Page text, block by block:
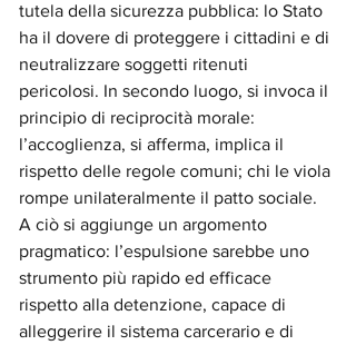
tutela della sicurezza pubblica: lo Stato
ha il dovere di proteggere i cittadini e di
neutralizzare soggetti ritenuti
pericolosi. In secondo luogo, si invoca il
principio di reciprocità morale:
l’accoglienza, si afferma, implica il
rispetto delle regole comuni; chi le viola
rompe unilateralmente il patto sociale.
A ciò si aggiunge un argomento
pragmatico: l’espulsione sarebbe uno
strumento più rapido ed efficace
rispetto alla detenzione, capace di
alleggerire il sistema carcerario e di